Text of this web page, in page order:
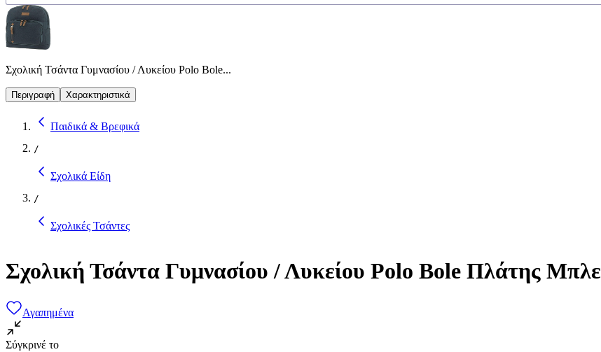
Σχολική Τσάντα Γυμνασίου / Λυκείου Polo Bole...
Περιγραφή Χαρακτηριστικά
Παιδικά & Βρεφικά
/
Σχολικά Είδη
/
Σχολικές Τσάντες
Σχολική Τσάντα Γυμνασίου / Λυκείου Polo Bole Πλάτης Μπλε
Αγαπημένα
Σύγκρινέ το